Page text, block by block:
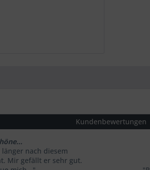
Kundenbewertungen
nach diesem
Mir gefällt er sehr gut.